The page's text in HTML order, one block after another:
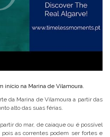
início na Marina de Vilamoura.
da Marina de Vilamoura a partir das
alto das suas férias.
do mar, de caiaque ou é possível
as correntes podem ser fortes e